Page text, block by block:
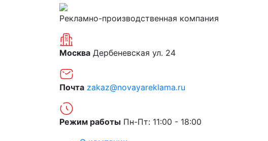
Рекламно-производственная компания
Москва Дербеневская ул. 24
Почта zakaz@novayareklama.ru
Режим работы Пн-Пт: 11:00 - 18:00